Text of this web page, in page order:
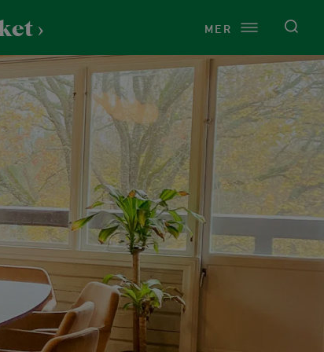
Vandring & natur
Stigar och leder
Fågelskådning
Stigar för barn
Naturen på Lida
nu på Lida
Naturport
och vindskydd
och bastu
MER
Om Lida
Vårt uppdrag
Kontakt
Årsredovisningar
Press
Vi finns på Lida
Historia
Naturen på Lida
Hållbarhet
Uthyrningspolicy
Samarbeten och sponsring